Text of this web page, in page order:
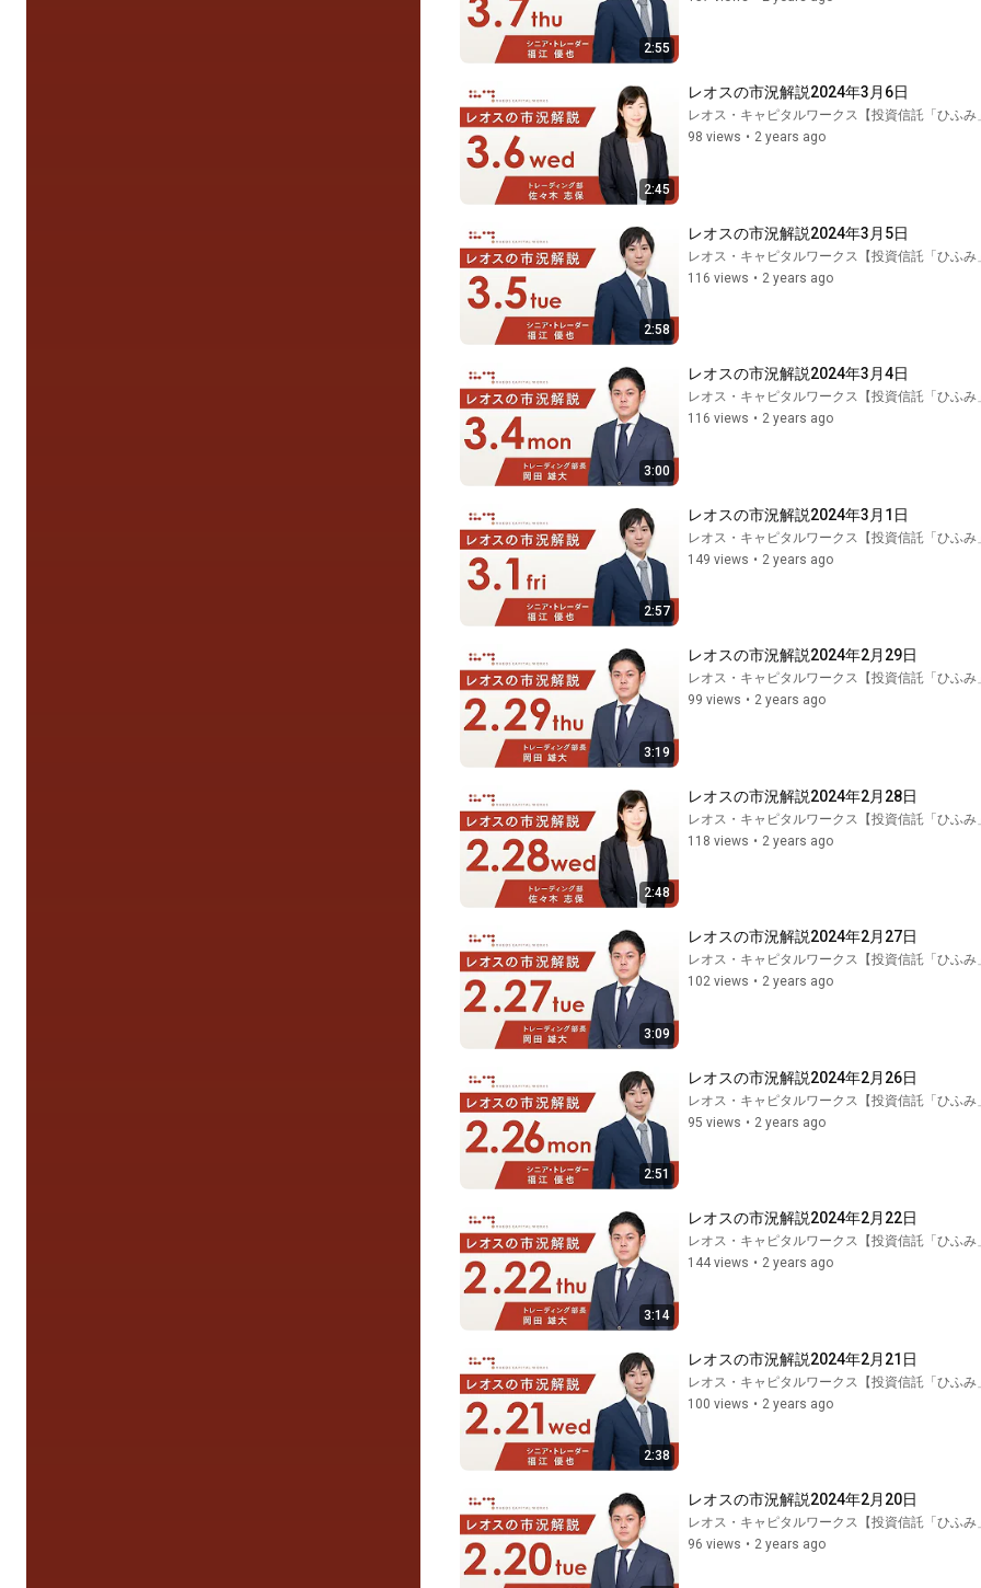
2:55
2:45
レオスの市況解説2024年3月6日
レオス・キャピタルワークス【投資信託「ひふみ
98 views • 2 years ago
2:58
レオスの市況解説2024年3月5日
レオス・キャピタルワークス【投資信託「ひふみ
116 views • 2 years ago
3:00
レオスの市況解説2024年3月4日
レオス・キャピタルワークス【投資信託「ひふみ
116 views • 2 years ago
2:57
レオスの市況解説2024年3月1日
レオス・キャピタルワークス【投資信託「ひふみ
149 views • 2 years ago
3:19
レオスの市況解説2024年2月29日
レオス・キャピタルワークス【投資信託「ひふみ
99 views • 2 years ago
2:48
レオスの市況解説2024年2月28日
レオス・キャピタルワークス【投資信託「ひふみ
118 views • 2 years ago
3:09
レオスの市況解説2024年2月27日
レオス・キャピタルワークス【投資信託「ひふみ
102 views • 2 years ago
2:51
レオスの市況解説2024年2月26日
レオス・キャピタルワークス【投資信託「ひふみ
95 views • 2 years ago
3:14
レオスの市況解説2024年2月22日
レオス・キャピタルワークス【投資信託「ひふみ
144 views • 2 years ago
2:38
レオスの市況解説2024年2月21日
レオス・キャピタルワークス【投資信託「ひふみ
100 views • 2 years ago
レオスの市況解説2024年2月20日
レオス・キャピタルワークス【投資信託「ひふみ
96 views • 2 years ago